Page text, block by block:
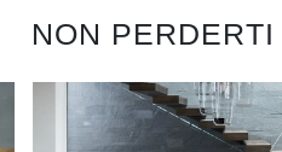
NON